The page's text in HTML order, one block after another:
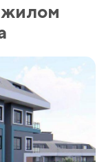
жилом